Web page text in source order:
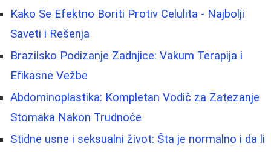
Kako Se Efektno Boriti Protiv Celulita - Najbolji
Saveti i Rešenja
Brazilsko Podizanje Zadnjice: Vakum Terapija i
Efikasne Vežbe
Abdominoplastika: Kompletan Vodič za Zatezanje
Stomaka Nakon Trudnoće
Stidne usne i seksualni život: Šta je normalno i da li